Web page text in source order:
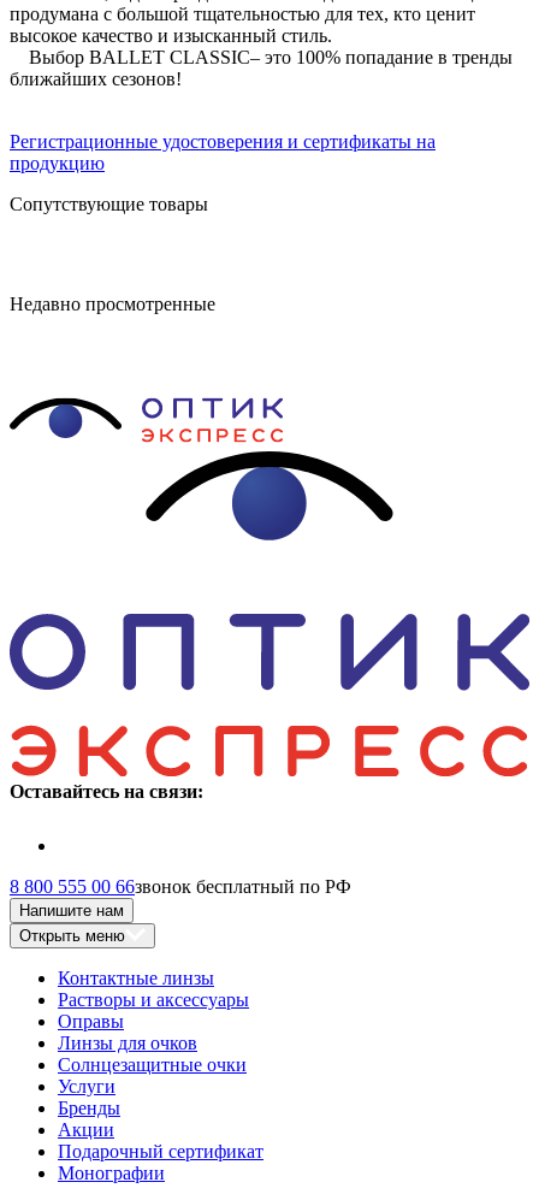
продумана с большой тщательностью для тех, кто ценит
высокое качество и изысканный стиль.
Выбор BALLET CLASSIC– это 100% попадание в тренды
ближайших сезонов!
Регистрационные удостоверения и сертификаты на
продукцию
Сопутствующие товары
Недавно просмотренные
Оставайтесь на связи:
8 800 555 00 66звонок бесплатный по РФ
Напишите нам
Открыть меню
Контактные линзы
Растворы и аксессуары
Оправы
Линзы для очков
Солнцезащитные очки
Услуги
Бренды
Акции
Подарочный сертификат
Монографии